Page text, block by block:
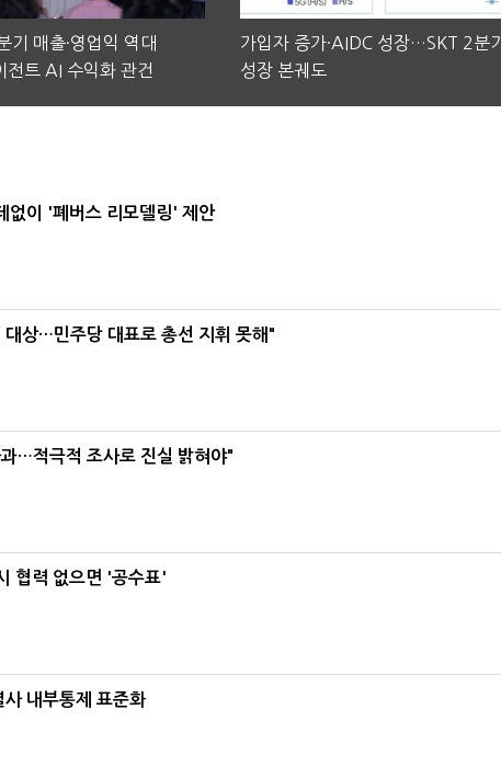
기 매출·영업익 역대
트 AI 수익화 관건
가입자 증가·AIDC 성장…SKT 2분기
성장 본궤도
없이 '폐버스 리모델링' 제안
상…민주당 대표로 총선 지휘 못해"
…적극적 조사로 진실 밝혀야"
협력 없으면 '공수표'
내부통제 표준화